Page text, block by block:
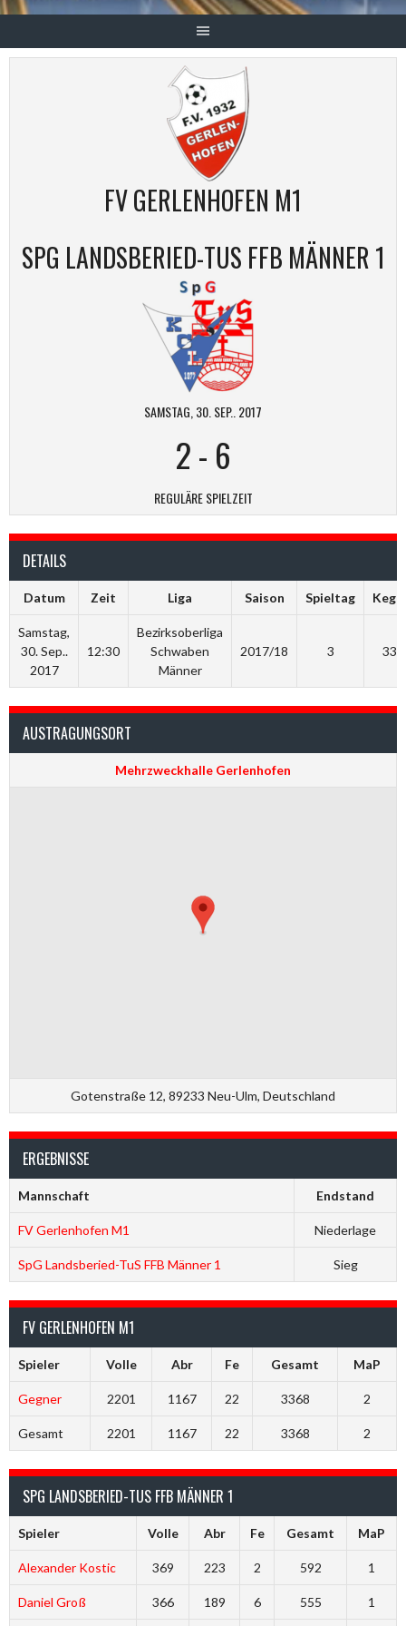
FV GERLENHOFEN M1
SPG LANDSBERIED-TUS FFB MÄNNER 1
SAMSTAG, 30. SEP.. 2017
2- 6
REGULÄRE SPIELZEIT
DETAILS
Datum Zeit Liga Saison Spieltag
Samstag,
30. Sep..
2017
12:30
Bezirksoberliga
Schwaben
Männer
2017/18 3
AUSTRAGUNGSORT
Mehrzweckhalle Gerlenhofen
Gotenstraße 12, 89233 Neu-Ulm, Deutschland
ERGEBNISSE
Mannschaft Endstand
FV Gerlenhofen M1 Niederlage
SpG Landsberied-TuS FFB Männer 1 Sieg
FV GERLENHOFEN M1
Spieler Volle Abr Fe Gesamt MaP
Gegner 2201 1167 22 3368 2
Gesamt 2201 1167 22 3368 2
SPG LANDSBERIED-TUS FFB MÄNNER 1
Spieler Volle Abr Fe Gesamt MaP
Alexander Kostic 369 223 2 592 1
Daniel Groß 366 189 6 555 1